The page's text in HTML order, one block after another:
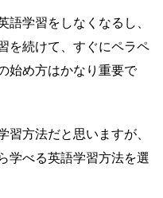
学習をしなくなるし、
を続けて、すぐにペラペ
始め方はかなり重要で
方法だと思いますが、
学べる英語学習方法を選